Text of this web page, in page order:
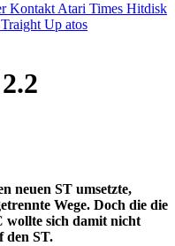
Kontakt Atari Times Hitdisk
Up atos
neuen ST umsetzte,
Wege. Doch die die
wollte sich damit nicht
den ST.